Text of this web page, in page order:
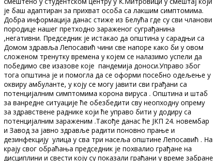
је баш адаптиран за прихват особа са лакшим симптомима.
Добра информација данас стиже из Белућа где су сви чланови
породице нашег претходно зараженог суграђанина
,негативни. Председник је истакао да општина у сарадњи са
Домом здравља Лепосавић чини све напоре како би у овом
сложеном тренутку времена у којем се налазимо успели да
победимо све изазове које пандемија доноси.Управо због
тога општина је и помогла да се оформи посебно одељење у
оквиру амбуланте, у коју се могу јавити сви грађани са
потенцијалним симптомима корона вируса . Општина и штаб
за ванредне ситуације ће обезбедити сву неопходну опрему
за здравствене раднике који ће управо бити у додиру са
потенцијалним зараженим .Такође данас ће ЈКП 24. новембар
и Завод за јавно здравље радити поновно прање и
дезинфекцију улица у сва три насеља општине Лепосавић . На
крају свог обраћања председник је похвалио грађане на
дисциплини и свести коју су показали грађани у време забране